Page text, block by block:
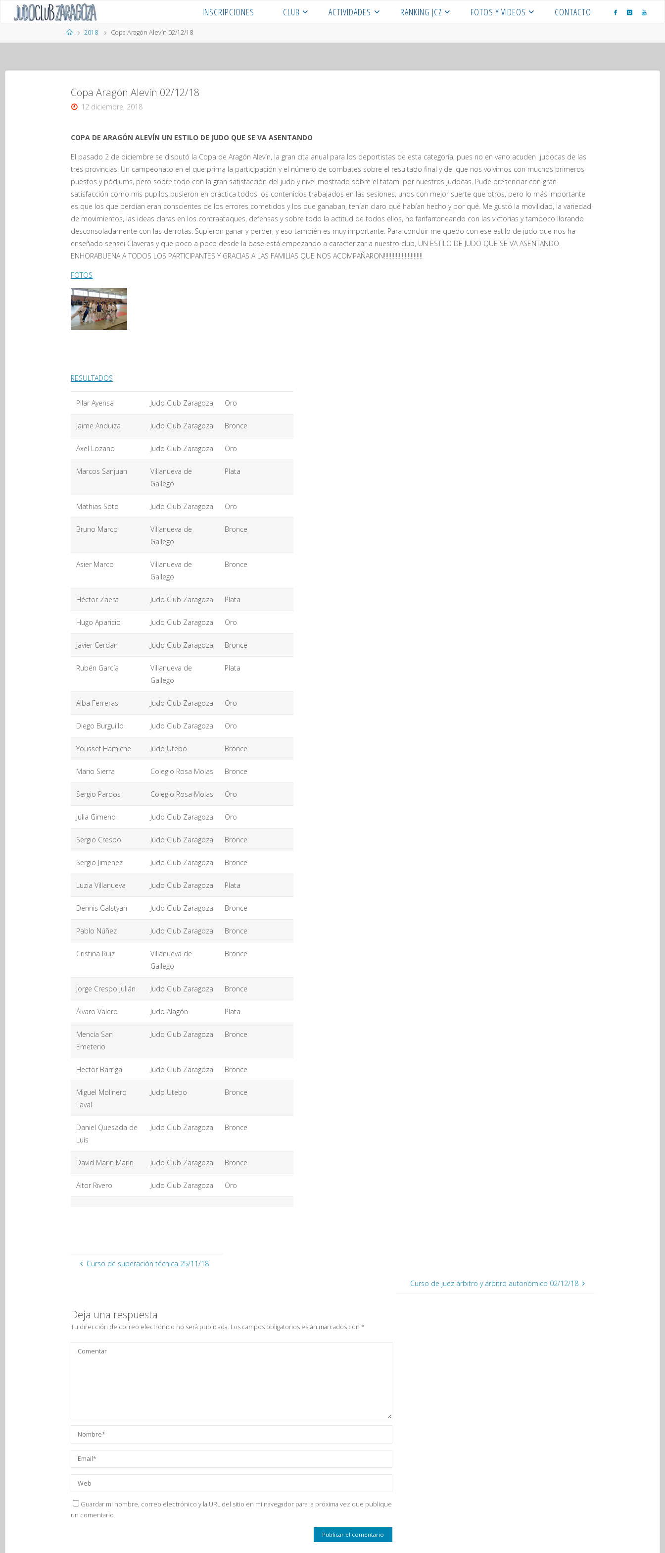
Saltar
INSCRIPCIONES CLUB ACTIVIDADES RANKING JCZ FOTOS Y VIDEOS CONTACTO
Página
de
2018 Copa Aragón Alevín 02/12/18
Copa Aragón Alevín 02/12/18
12 diciembre, 2018
COPA DE ARAGÓN ALEVÍN UN ESTILO DE JUDO QUE SE VA ASENTANDO
El pasado 2 de diciembre se disputó la Copa de Aragón Alevín, la gran cita anual para los deportistas de esta categoría, pues no en vano acuden judocas de las
tres provincias. Un campeonato en el que prima la participación y el número de combates sobre el resultado final y del que nos volvimos con muchos primeros
puestos y pódiums, pero sobre todo con la gran satisfacción del judo y nivel mostrado sobre el tatami por nuestros judocas. Pude presenciar con gran
satisfacción como mis pupilos pusieron en práctica todos los contenidos trabajados en las sesiones, unos con mejor suerte que otros, pero lo más importante
es que los que perdían eran conscientes de los errores cometidos y los que ganaban, tenían claro qué habían hecho y por qué. Me gustó la movilidad, la variedad
de movimientos, las ideas claras en los contraataques, defensas y sobre todo la actitud de todos ellos, no fanfarroneando con las victorias y tampoco llorando
desconsoladamente con las derrotas. Supieron ganar y perder, y eso también es muy importante. Para concluir me quedo con ese estilo de judo que nos ha
enseñado sensei Claveras y que poco a poco desde la base está empezando a caracterizar a nuestro club, UN ESTILO DE JUDO QUE SE VA ASENTANDO.
ENHORABUENA A TODOS LOS PARTICIPANTES Y GRACIAS A LAS FAMILIAS QUE NOS ACOMPAÑARON!!!!!!!!!!!!!!!!!!!!!!!!!!
FOTOS
RESULTADOS
Pilar Ayensa Judo Club Zaragoza Oro
Jaime Anduiza Judo Club Zaragoza Bronce
Axel Lozano Judo Club Zaragoza Oro
Marcos Sanjuan
Villanueva de
Gallego
Plata
Mathias Soto Judo Club Zaragoza Oro
Bruno Marco
Villanueva de
Gallego
Bronce
Asier Marco
Villanueva de
Gallego
Bronce
Héctor Zaera Judo Club Zaragoza Plata
Hugo Aparicio Judo Club Zaragoza Oro
Javier Cerdan Judo Club Zaragoza Bronce
Rubén García
Villanueva de
Gallego
Plata
Alba Ferreras Judo Club Zaragoza Oro
Diego Burguillo Judo Club Zaragoza Oro
Youssef Hamiche Judo Utebo Bronce
Mario Sierra Colegio Rosa Molas Bronce
Sergio Pardos Colegio Rosa Molas Oro
Julia Gimeno Judo Club Zaragoza Oro
Sergio Crespo Judo Club Zaragoza Bronce
Sergio Jimenez Judo Club Zaragoza Bronce
Luzia Villanueva Judo Club Zaragoza Plata
Dennis Galstyan Judo Club Zaragoza Bronce
Pablo Núñez Judo Club Zaragoza Bronce
Cristina Ruiz
Villanueva de
Gallego
Bronce
Jorge Crespo Julián Judo Club Zaragoza Bronce
Álvaro Valero Judo Alagón Plata
Mencía San
Emeterio
Judo Club Zaragoza Bronce
Hector Barriga Judo Club Zaragoza Bronce
Miguel Molinero
Laval
Judo Utebo Bronce
Daniel Quesada de
Luis
Judo Club Zaragoza Bronce
David Marin Marin Judo Club Zaragoza Bronce
Aitor Rivero Judo Club Zaragoza Oro
Curso de superación técnica 25/11/18
Curso de juez árbitro y árbitro autonómico 02/12/18
Deja una respuesta
Tu dirección de correo electrónico no será publicada. Los campos obligatorios están marcados con*
Guardar mi nombre, correo electrónico y la URL del sitio en mi navegador para la próxima vez que publique
un comentario.